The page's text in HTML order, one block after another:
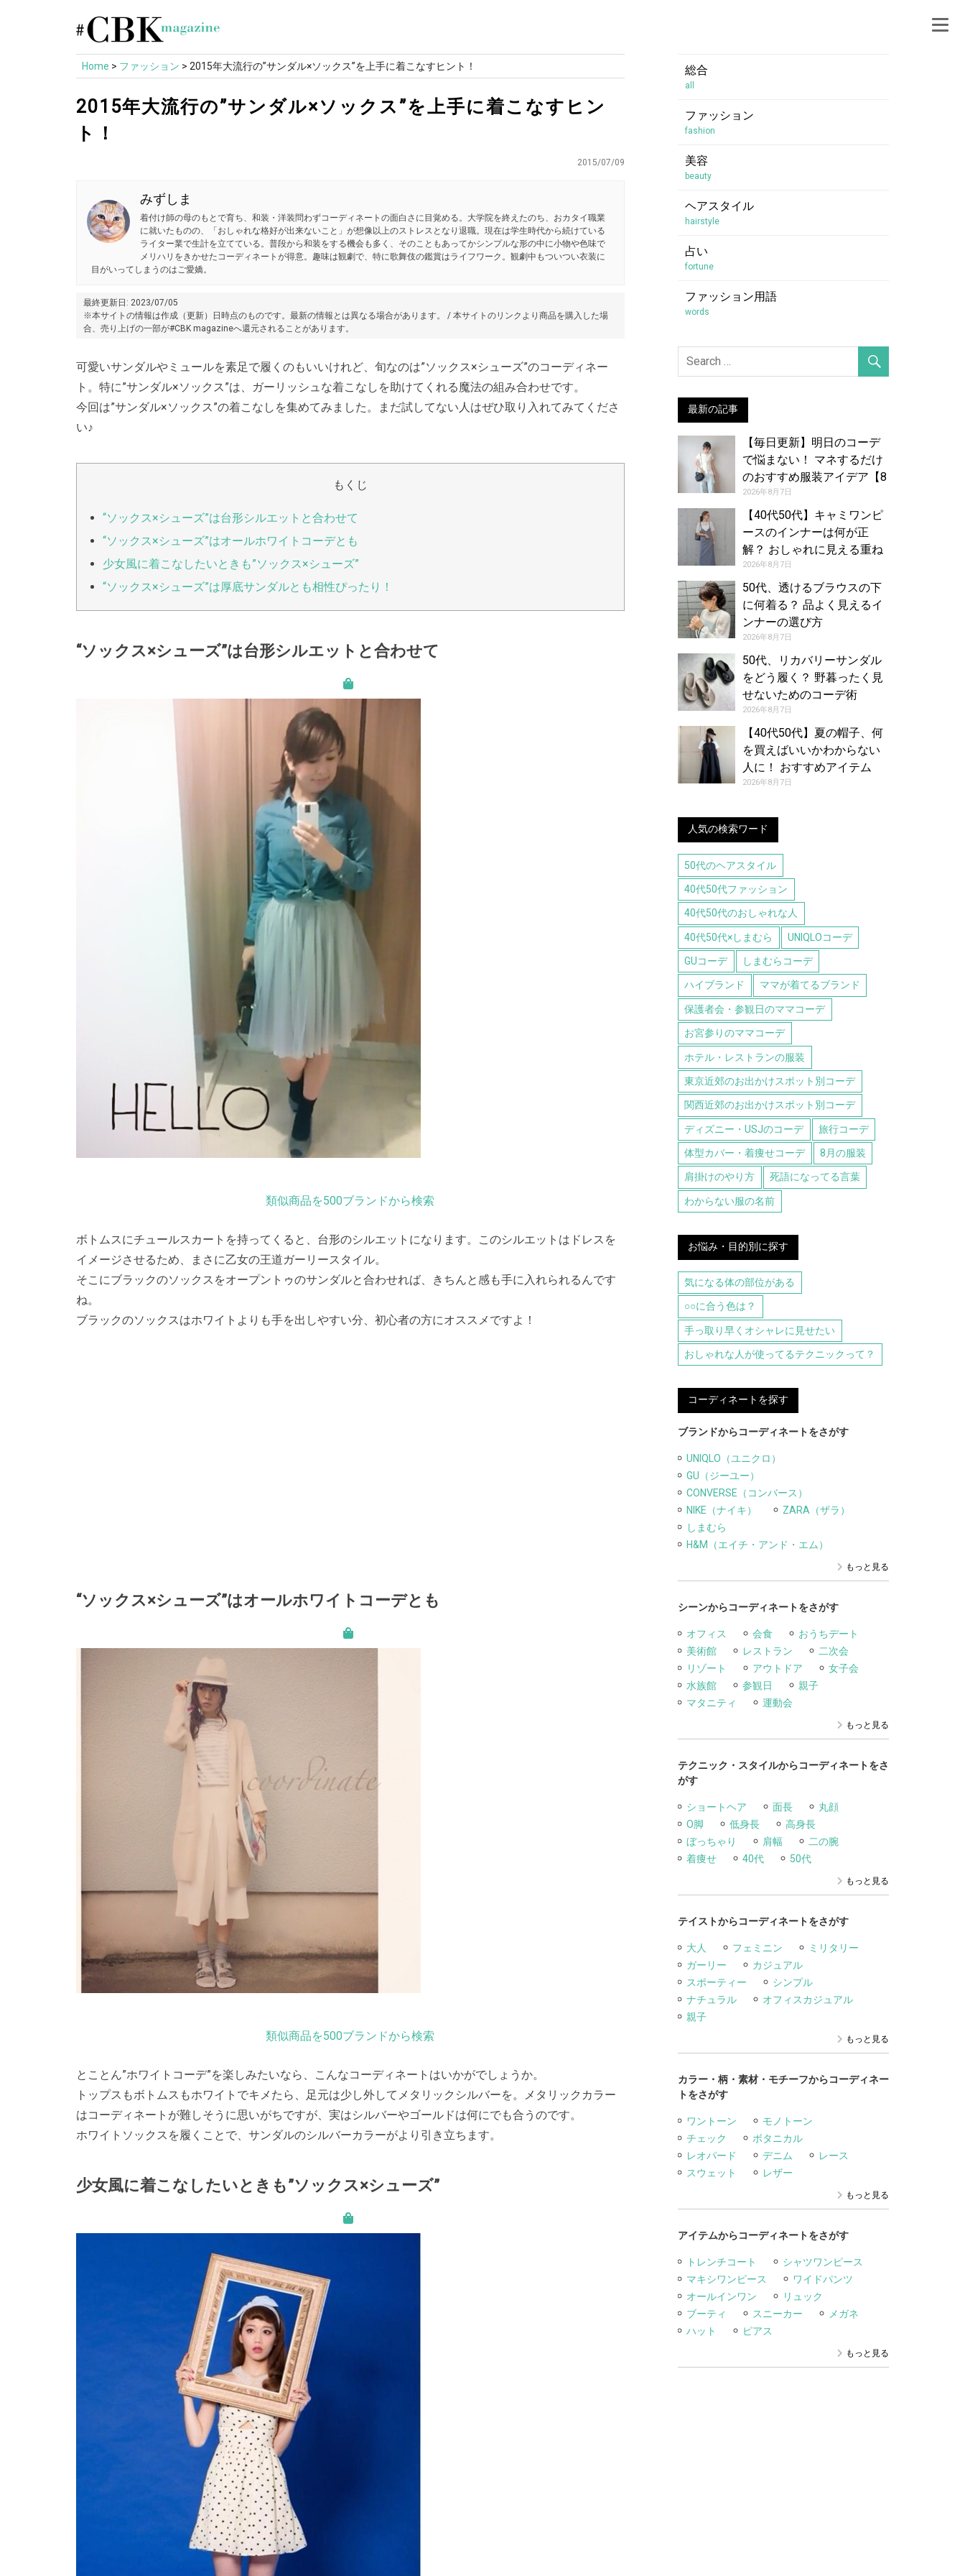
content
Home > ファッション >2015年大流行の”サンダル×ソックス”を上手に着こなすヒント！
2015年大流行の”サンダル×ソックス”を上手に着こなすヒン
ト！
2015/07/09
みずしま
着付け師の母のもとで育ち、和装・洋装問わずコーディネートの面白さに目覚める。大学院を終えたのち、おカタイ職業
に就いたものの、「おしゃれな格好が出来ないこと」が想像以上のストレスとなり退職。現在は学生時代から続けている
ライター業で生計を立てている。普段から和装をする機会も多く、そのこともあってかシンプルな形の中に小物や色味で
メリハリをきかせたコーディネートが得意。趣味は観劇で、特に歌舞伎の鑑賞はライフワーク。観劇中もついつい衣装に
目がいってしまうのはご愛嬌。
最終更新日: 2023/07/05
※本サイトの情報は作成（更新）日時点のものです。最新の情報とは異なる場合があります。 / 本サイトのリンクより商品を購入した場
合、売り上げの一部が#CBK magazineへ還元されることがあります。
可愛いサンダルやミュールを素足で履くのもいいけれど、旬なのは”ソックス×シューズ”のコーディネー
ト。特に”サンダル×ソックス”は、ガーリッシュな着こなしを助けてくれる魔法の組み合わせです。
今回は”サンダル×ソックス”の着こなしを集めてみました。まだ試してない人はぜひ取り入れてみてくださ
い♪
もくじ
“ソックス×シューズ”は台形シルエットと合わせて
“ソックス×シューズ”はオールホワイトコーデとも
少女風に着こなしたいときも”ソックス×シューズ”
“ソックス×シューズ”は厚底サンダルとも相性ぴったり！
“ソックス×シューズ”は台形シルエットと合わせて
類似商品を500ブランドから検索
ボトムスにチュールスカートを持ってくると、台形のシルエットになります。このシルエットはドレスを
イメージさせるため、まさに乙女の王道ガーリースタイル。
そこにブラックのソックスをオープントゥのサンダルと合わせれば、きちんと感も手に入れられるんです
ね。
ブラックのソックスはホワイトよりも手を出しやすい分、初心者の方にオススメですよ！
“ソックス×シューズ”はオールホワイトコーデとも
類似商品を500ブランドから検索
とことん”ホワイトコーデ”を楽しみたいなら、こんなコーディネートはいかがでしょうか。
トップスもボトムスもホワイトでキメたら、足元は少し外してメタリックシルバーを。メタリックカラー
はコーディネートが難しそうに思いがちですが、実はシルバーやゴールドは何にでも合うのです。
ホワイトソックスを履くことで、サンダルのシルバーカラーがより引き立ちます。
少女風に着こなしたいときも”ソックス×シューズ”
総合
all
ファッション
fashion
美容
beauty
ヘアスタイル
hairstyle
占い
fortune
ファッション用語
words
最新の記事
【毎日更新】明日のコーデ
で悩まない！ マネするだけ
のおすすめ服装アイデア【8
月8日夏】
2026年8月7日
【40代50代】キャミワンピ
ースのインナーは何が正
解？ おしゃれに見える重ね
着コーデカタログ
2026年8月7日
50代、透けるブラウスの下
に何着る？ 品よく見えるイ
ンナーの選び方
2026年8月7日
50代、リカバリーサンダル
をどう履く？ 野暮ったく見
せないためのコーデ術
2026年8月7日
【40代50代】夏の帽子、何
を買えばいいかわからない
人に！ おすすめアイテム
（8/7号）
2026年8月7日
人気の検索ワード
50代のヘアスタイル
40代50代ファッション
40代50代のおしゃれな人
40代50代×しまむら UNIQLOコーデ
GUコーデ しまむらコーデ
ハイブランド ママが着てるブランド
保護者会・参観日のママコーデ
お宮参りのママコーデ
ホテル・レストランの服装
東京近郊のお出かけスポット別コーデ
関西近郊のお出かけスポット別コーデ
ディズニー・USJのコーデ 旅行コーデ
体型カバー・着痩せコーデ 8月の服装
肩掛けのやり方 死語になってる言葉
わからない服の名前
お悩み・目的別に探す
気になる体の部位がある
○○に合う色は？
手っ取り早くオシャレに見せたい
おしゃれな人が使ってるテクニックって？
コーディネートを探す
ブランドからコーディネートをさがす
UNIQLO（ユニクロ）
GU（ジーユー）
CONVERSE（コンバース）
NIKE（ナイキ）
ZARA（ザラ）
しまむら
H&M（エイチ・アンド・エム）
もっと見る
シーンからコーディネートをさがす
オフィス 会食
おうちデート
美術館
レストラン
二次会
リゾート
アウトドア
女子会
水族館
参観日
親子
マタニティ
運動会
もっと見る
テクニック・スタイルからコーディネートをさ
がす
ショートヘア 面長
丸顔
O脚
低身長
高身長
ぼっちゃり
肩幅
二の腕
着痩せ
40代 50代
もっと見る
テイストからコーディネートをさがす
大人 フェミニン
ミリタリー
ガーリー
カジュアル
スポーティー
シンプル
ナチュラル
オフィスカジュアル
親子
もっと見る
カラー・柄・素材・モチーフからコーディネー
トをさがす
ワントーン
モノトーン
チェック
ボタニカル
レオパード
デニム
レース
スウェット
レザー
もっと見る
アイテムからコーディネートをさがす
トレンチコート
シャツワンピース
マキシワンピース
ワイドパンツ
オールインワン
リュック
ブーティ
スニーカー
メガネ
ハット
ピアス
もっと見る